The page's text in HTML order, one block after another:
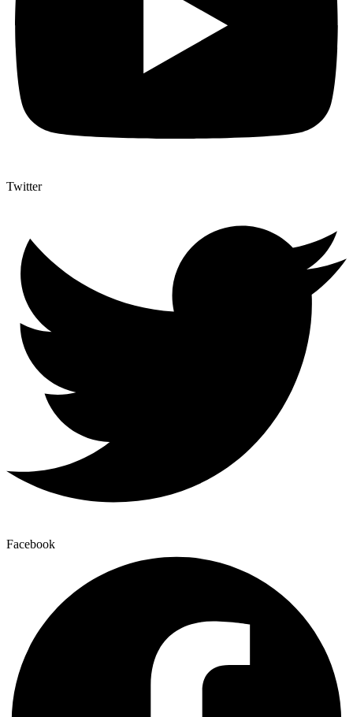
Twitter
Facebook